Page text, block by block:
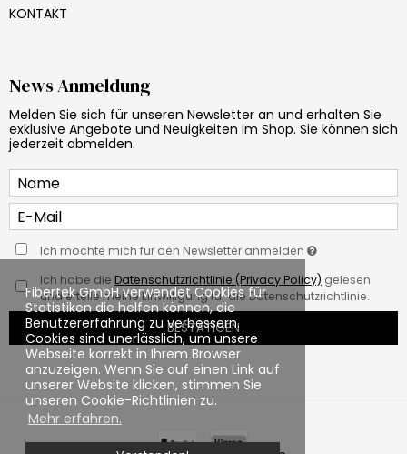
Fibertek GmbH verwendet Cookies für
Statistiken die helfen können, die
Benutzererfahrung zu verbessern.
Cookies sind unerlässlich, um unsere
Webseite korrekt in Ihrem Browser
anzuzeigen. Wenn Sie auf einen Link auf
unserer Website klicken, stimmen Sie
unseren Cookie-Richtlinien zu.
Mehr erfahren.
KONTAKT
News Anmeldung
Melden Sie sich für unseren Newsletter an und erhalten Sie
exklusive Angebote und Neuigkeiten im Shop. Sie können sich
jederzeit abmelden.
Ich möchte mich für den Newsletter anmelden
Ich habe die Datenschutzrichtlinie (Privacy Policy) gelesen
und erteile meine Einwilligung für die Datenschutzrichtlinie.
BESTÄTIGEN